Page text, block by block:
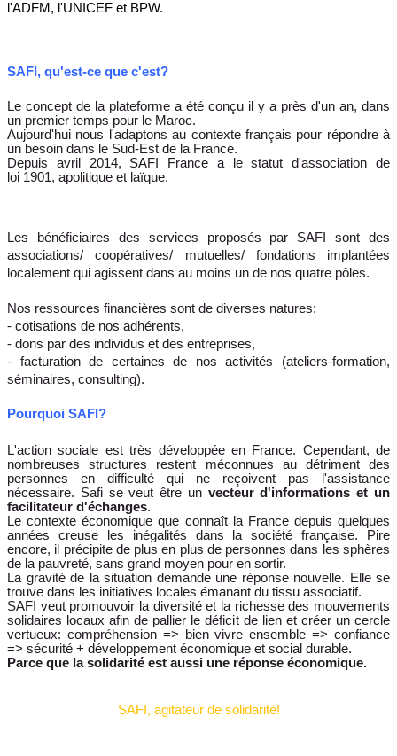
l'ADFM, l'UNICEF et BPW.
SAFI, qu'est-ce que c'est?
Le concept de la plateforme a été conçu il y a près d'un an, dans
un premier temps pour le Maroc.
Aujourd'hui nous l'adaptons au contexte français pour répondre à
un besoin dans le Sud-Est de la France.
Depuis avril 2014, SAFI France a le statut d'association de
loi 1901, apolitique et laïque.
Les bénéficiaires des services proposés par SAFI sont des
associations/ coopératives/ mutuelles/ fondations implantées
localement qui agissent dans au moins un de nos quatre pôles.
Nos ressources financières sont de diverses natures:
- cotisations de nos adhérents,
- dons par des individus et des entreprises,
- facturation de certaines de nos activités (ateliers-formation,
séminaires, consulting).
Pourquoi SAFI?
L'action sociale est très développée en France. Cependant, de
nombreuses structures restent méconnues au détriment des
personnes en difficulté qui ne reçoivent pas
l'assistance
nécessaire. Safi se veut être un vecteur d'informations et un
facilitateur d'échanges.
Le contexte économique que connaît la France depuis quelques
années creuse les inégalités dans la société française. Pire
encore, il précipite de plus en plus de personnes dans les sphères
de la pauvreté, sans grand moyen pour en sortir.
La gravité de la situation demande une réponse nouvelle. Elle se
trouve dans les initiatives locales émanant du tissu associatif.
SAFI veut promouvoir la diversité et la richesse des mouvements
solidaires locaux afin de pallier le déficit de lien et créer un cercle
vertueux: compréhension => bien vivre ensemble => confiance
=> sécurité + développement économique et social durable.
Parce que la solidarité est aussi une réponse économique.
SAFI, agitateur de solidarité!